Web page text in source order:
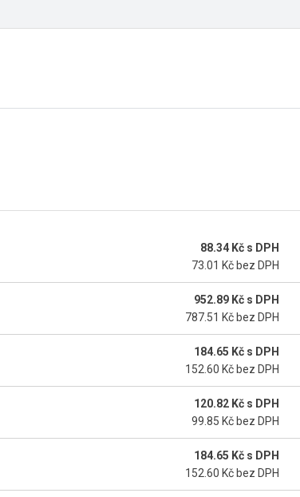
88.34 Kč s DPH
73.01 Kč bez DPH
952.89 Kč s DPH
787.51 Kč bez DPH
184.65 Kč s DPH
152.60 Kč bez DPH
120.82 Kč s DPH
99.85 Kč bez DPH
184.65 Kč s DPH
152.60 Kč bez DPH